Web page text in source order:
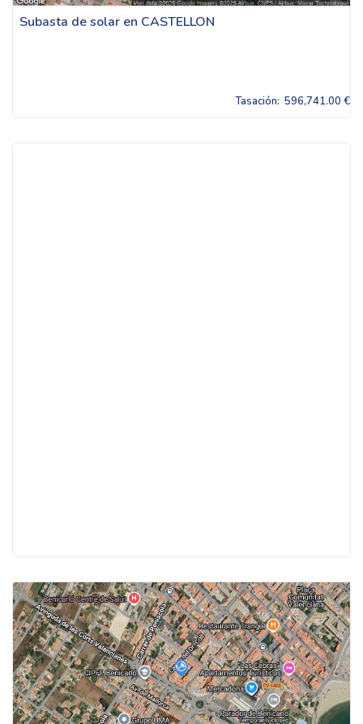
Subasta de solar en CASTELLON
Tasación: 596,741.00 €